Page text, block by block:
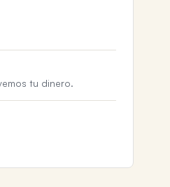
tu dinero.